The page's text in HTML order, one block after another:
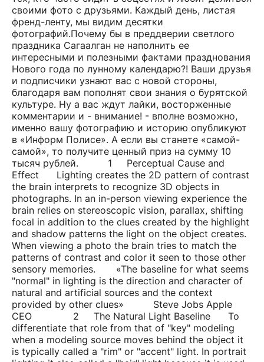
своими фото с друзьями. Каждый день, листая
френд-ленту, мы видим десятки
фотографий.Почему бы в преддверии светлого
праздника Сагаалган не наполнить ее
интересными и полезными фактами празднования
Нового года по лунному календарю?! Ваши друзья
и подписчики узнают вас с новой стороны,
благодаря вам пополнят свои знания о бурятской
культуре. Ну а вас ждут лайки, восторженные
комментарии и - внимание! - вполне возможно,
именно вашу фотографию и историю опубликуют
в «Информ Полисе». А если вы станете «самой-
самой», то получите ценный приз на сумму 10
тысяч рублей. 1 Perceptual Cause and
Effect Lighting creates the 2D pattern of contrast
the brain interprets to recognize 3D objects in
photographs. In an in-person viewing experience the
brain relies on stereoscopic vision, parallax, shifting
focal in addition to the clues created by the highlight
and shadow patterns the light on the object creates.
When viewing a photo the brain tries to match the
patterns of contrast and color it seen to those other
sensory memories. «The baseline for what seems
"normal" in lighting is the direction and character of
natural and artificial sources and the context
provided by other clues» Steve Jobs Apple
CEO 2 The Natural Light Baseline To
differentiate that role from that of "key" modeling
when a modeling source moves behind the object it
is typically called a "rim" or "accent" light. In portrait